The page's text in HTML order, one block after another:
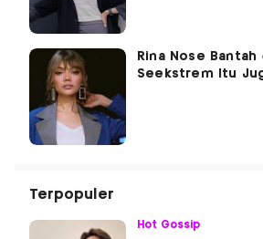
Rina Nose Bantah
Seekstrem Itu
Terpopuler
Hot Gossip